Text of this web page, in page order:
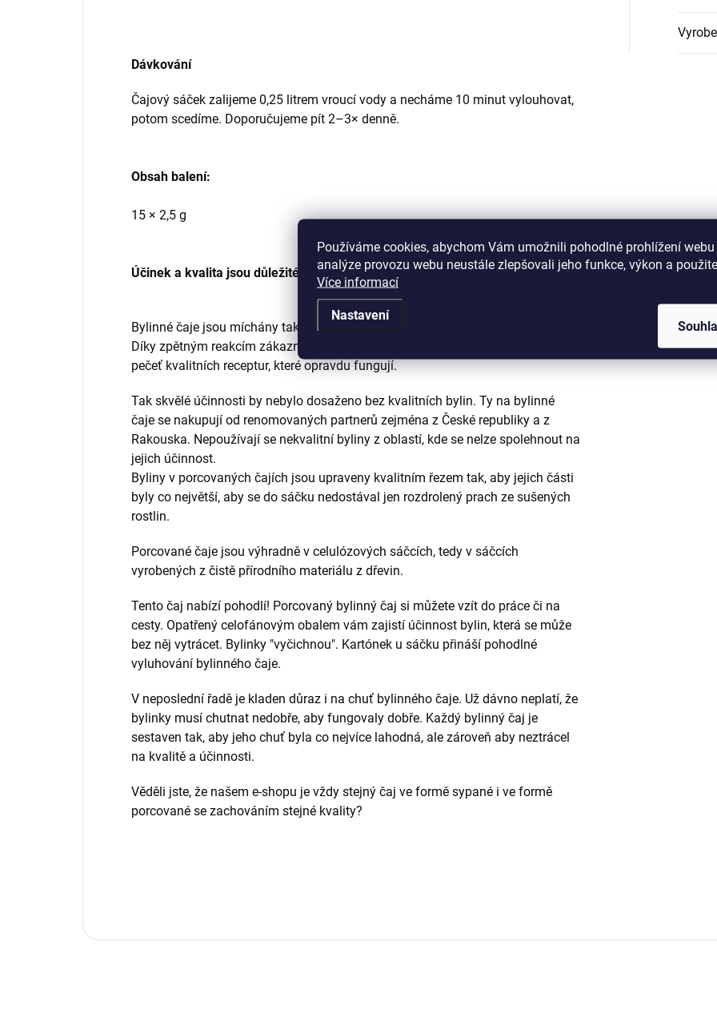
Používáme cookies, abychom Vám umožnili pohodlné prohlížení
analýze provozu webu neustále zlepšovali jeho funkce, výkon a
Více informací
Nastavení
Dávkování
Čajový sáček zalijeme 0,25 litrem vroucí vody a necháme 10 minut vylouhovat,
potom scedíme. Doporučujeme pít 2–3× denně.
Obsah balení:
15 × 2,5 g
Účinek a kvalita jsou důležité!
Bylinné čaje jsou míchány tak, aby jejich účinek byl co nejvyšší a také rychlý.
Díky zpětným reakcím zákazníků víme, že se to daří. Bylinné čaje Serafin mají
pečeť kvalitních receptur, které opravdu fungují.
Tak skvělé účinnosti by nebylo dosaženo bez kvalitních bylin. Ty na bylinné
čaje se nakupují od renomovaných partnerů zejména z České republiky a z
Rakouska. Nepoužívají se nekvalitní byliny z oblastí, kde se nelze spolehnout na
jejich účinnost.
Byliny v porcovaných čajích jsou upraveny kvalitním řezem tak, aby jejich části
byly co největší, aby se do sáčku nedostával jen rozdrolený prach ze sušených
rostlin.
Porcované čaje jsou výhradně v celulózových sáčcích, tedy v sáčcích
vyrobených z čistě přírodního materiálu z dřevin.
Tento čaj nabízí pohodlí! Porcovaný bylinný čaj si můžete vzít do práce či na
cesty. Opatřený celofánovým obalem vám zajistí účinnost bylin, která se může
bez něj vytrácet. Bylinky "vyčichnou". Kartónek u sáčku přináší pohodlné
vyluhování bylinného čaje.
V neposlední řadě je kladen důraz i na chuť bylinného čaje. Už dávno neplatí, že
bylinky musí chutnat nedobře, aby fungovaly dobře. Každý bylinný čaj je
sestaven tak, aby jeho chuť byla co nejvíce lahodná, ale zároveň aby neztrácel
na kvalitě a účinnosti.
Věděli jste, že našem e-shopu je vždy stejný čaj ve formě sypané i ve formě
porcované se zachováním stejné kvality?